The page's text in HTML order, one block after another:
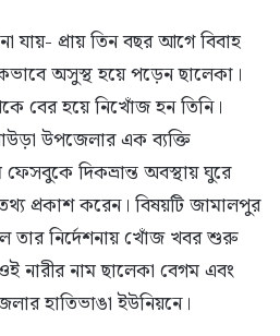
যায়- প্রায় তিন বছর আগে বিবাহ
অসুস্থ হয়ে পড়েন ছালেকা।
বের হয়ে নিখোঁজ হন তিনি।
উপজেলার এক ব্যক্তি
দিকভ্রান্ত অবস্থায় ঘুরে
প্রকাশ করেন। বিষয়টি জামালপুর
তার নির্দেশনায় খোঁজ খবর শুরু
নারীর নাম ছালেকা বেগম এবং
হাতিভাঙা ইউনিয়নে।